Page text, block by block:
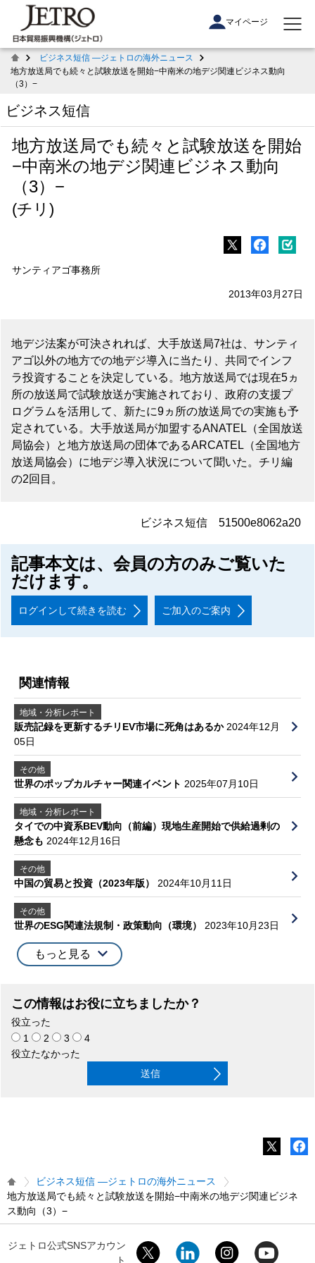
マイページ
ビジネス短信 ―ジェトロの海外ニュース
地方放送局でも続々と試験放送を開始−中南米の地デジ関連ビジネス動向
（3）−
ビジネス短信
地方放送局でも続々と試験放送を開始
−中南米の地デジ関連ビジネス動向
（3）−
(チリ)
サンティアゴ事務所
2013年03月27日
地デジ法案が可決されれば、大手放送局7社は、サンティ
アゴ以外の地方での地デジ導入に当たり、共同でインフ
ラ投資することを決定している。地方放送局では現在5ヵ
所の放送局で試験放送が実施されており、政府の支援プ
ログラムを活用して、新たに9ヵ所の放送局での実施も予
定されている。大手放送局が加盟するANATEL（全国放送
局協会）と地方放送局の団体であるARCATEL（全国地方
放送局協会）に地デジ導入状況について聞いた。チリ編
の2回目。
ビジネス短信 51500e8062a20
記事本文は、会員の方のみご覧いた
だけます。
ログインして続きを読む ご加入のご案内
関連情報
地域・分析レポート
販売記録を更新するチリEV市場に死角はあるか 2024年12月
05日
その他
世界のポップカルチャー関連イベント 2025年07月10日
地域・分析レポート
タイでの中資系BEV動向（前編）現地生産開始で供給過剰の
懸念も 2024年12月16日
その他
中国の貿易と投資（2023年版） 2024年10月11日
その他
世界のESG関連法規制・政策動向（環境） 2023年10月23日
もっと見る
この情報はお役に立ちましたか？
役立った
1
2 3
4
役立たなかった
送信
ビジネス短信 ―ジェトロの海外ニュース
地方放送局でも続々と試験放送を開始−中南米の地デジ関連ビジネ
ス動向（3）−
ジェトロ公式SNSアカウン
ト